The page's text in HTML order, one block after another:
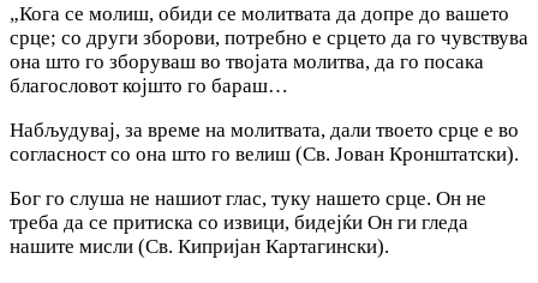
„Кога се молиш, обиди се молитвата да допре до вашето
срце; со други зборови, потребно е срцето да го чувствува
она што го зборуваш во твојата молитва, да го посака
благословот којшто го бараш…
Набљудувај, за време на молитвата, дали твоето срце е во
согласност со она што го велиш (Св. Јован Кронштатски).
Бог го слуша не нашиот глас, туку нашето срце. Он не
треба да се притиска со извици, бидејќи Он ги гледа
нашите мисли (Св. Кипријан Картагински).